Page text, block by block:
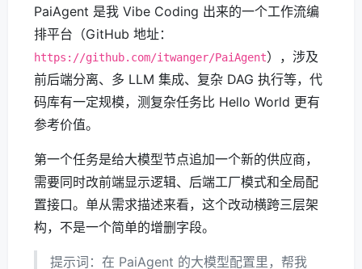
PaiAgent 是我 Vibe Coding 出来的一个工作流编
排平台（GitHub 地址：
https://github.com/itwanger/PaiAgent），涉及
前后端分离、多 LLM 集成、复杂 DAG 执行等，代
码库有一定规模，测复杂任务比 Hello World 更有
参考价值。
第一个任务是给大模型节点追加一个新的供应商，
需要同时改前端显示逻辑、后端工厂模式和全局配
置接口。单从需求描述来看，这个改动横跨三层架
构，不是一个简单的增删字段。
提示词：在 PaiAgent 的大模型配置里，帮我